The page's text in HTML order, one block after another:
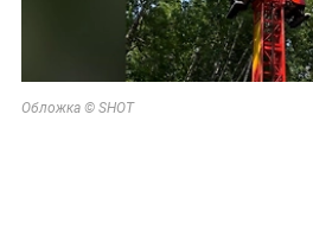
Обложка © SHOT